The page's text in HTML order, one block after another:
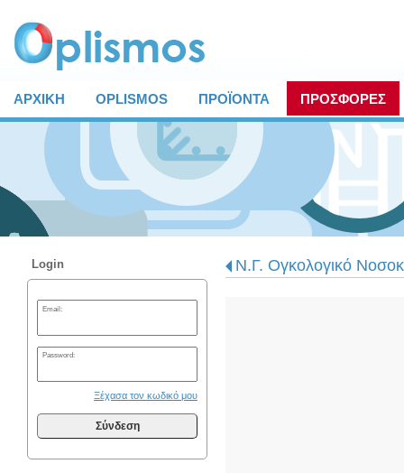
ΑΡΧΙΚΗ OPLISMOS ΠΡΟΪΟΝΤΑ ΠΡΟΣΦΟΡΕΣ
Login
Email:
Password:
Ξέχασα τον κωδικό μου
Σύνδεση
Ν.Γ. Ογκολογικό